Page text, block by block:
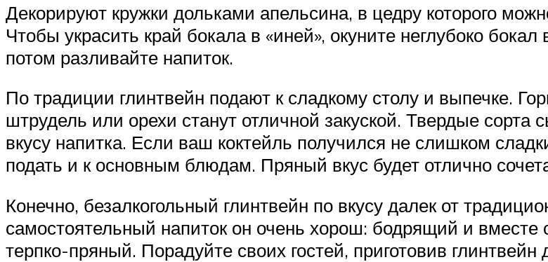
Декорируют кружки дольками апельсина, в цедру которого
Чтобы украсить край бокала в «иней», окуните неглубоко
потом разливайте напиток.
По традиции глинтвейн подают к сладкому столу и выпечке.
штрудель или орехи станут отличной закуской. Твердые сорта
вкусу напитка. Если ваш коктейль получился не слишком
подать и к основным блюдам. Пряный вкус будет отлично
Конечно, безалкогольный глинтвейн по вкусу далек от
самостоятельный напиток он очень хорош: бодрящий и
терпко-пряный. Порадуйте своих гостей, приготовив глинтвейн